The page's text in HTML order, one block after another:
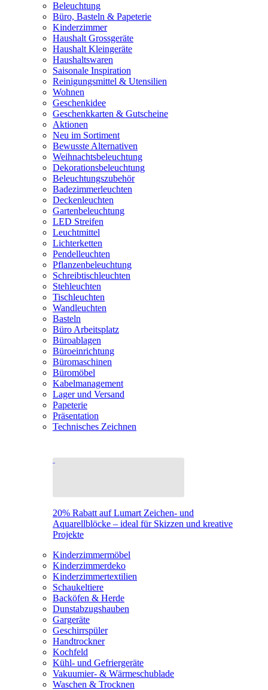
Beleuchtung
Büro, Basteln & Papeterie
Kinderzimmer
Haushalt Grossgeräte
Haushalt Kleingeräte
Haushaltswaren
Saisonale Inspiration
Reinigungsmittel & Utensilien
Wohnen
Geschenkidee
Geschenkkarten & Gutscheine
Aktionen
Neu im Sortiment
Bewusste Alternativen
Weihnachtsbeleuchtung
Dekorationsbeleuchtung
Beleuchtungszubehör
Badezimmerleuchten
Deckenleuchten
Gartenbeleuchtung
LED Streifen
Leuchtmittel
Lichterketten
Pendelleuchten
Pflanzenbeleuchtung
Schreibtischleuchten
Stehleuchten
Tischleuchten
Wandleuchten
Basteln
Büro Arbeitsplatz
Büroablagen
Büroeinrichtung
Büromaschinen
Büromöbel
Kabelmanagement
Lager und Versand
Papeterie
Präsentation
Technisches Zeichnen
20% Rabatt auf Lumart Zeichen- und
Aquarellblöcke – ideal für Skizzen und kreative
Projekte
Kinderzimmermöbel
Kinderzimmerdeko
Kinderzimmertextilien
Schaukeltiere
Backöfen & Herde
Dunstabzugshauben
Gargeräte
Geschirrspüler
Handtrockner
Kochfeld
Kühl- und Gefriergeräte
Vakuumier- & Wärmeschublade
Waschen & Trocknen